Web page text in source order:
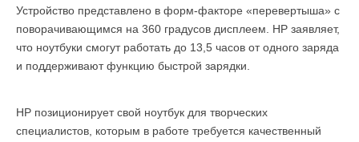
Устройство представлено в форм-факторе «перевертыша» с
поворачивающимся на 360 градусов дисплеем. HP заявляет,
что ноутбуки смогут работать до 13,5 часов от одного заряда
и поддерживают функцию быстрой зарядки.
HP позиционирует свой ноутбук для творческих
специалистов, которым в работе требуется качественный